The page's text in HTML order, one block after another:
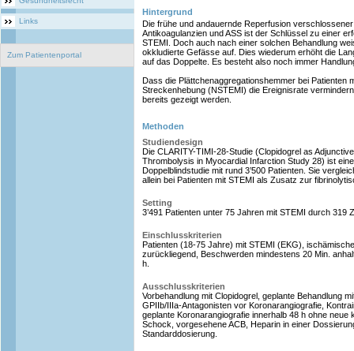
Links
Zum Patientenportal
Hintergrund
Die frühe und andauernde Reperfusion
Antikoagulanzien und ASS ist der Schlüssel zu einer
STEMI. Doch auch nach einer solchen Behandlung
okkludierte Gefässe auf. Dies wiederum erhöht die
auf das Doppelte. Es besteht also noch immer
Dass die Plättchenaggregationshemmer bei Patienten
Streckenhebung (NSTEMI) die Ereignisrate
bereits gezeigt werden.
Methoden
Studiendesign
Die CLARITY-TIMI-28-Studie (Clopidogrel as
Thrombolysis in Myocardial Infarction Study 28) ist
Doppelblindstudie mit rund 3’500 Patienten. Sie
allein bei Patienten mit STEMI als Zusatz zur
Setting
3’491 Patienten unter 75 Jahren mit STEMI durch 319
Einschlusskriterien
Patienten (18-75 Jahre) mit STEMI (EKG),
zurückliegend, Beschwerden mindestens 20 Min.
h.
Ausschlusskriterien
Vorbehandlung mit Clopidogrel, geplante Behandlung
GPIIb/IIIa-Antagonisten vor Koronarangiografie,
geplante Koronarangiografie innerhalb 48 h ohne neue
Schock, vorgesehene ACB, Heparin in einer
Standarddosierung.